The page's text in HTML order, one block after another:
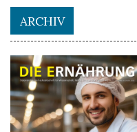
ARCHIV